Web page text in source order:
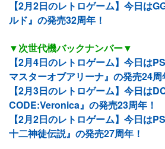
【2月2日のレトロゲーム】今日は
ルド』の発売32周年！
▼次世代機バックナンバー▼
【2月4日のレトロゲーム】今日は
マスターオブアリーナ』の発売24周
【2月3日のレトロゲーム】今日は
CODE:Veronica』の発売23周年！
【2月2日のレトロゲーム】今日は
十二神徒伝説』の発売27周年！